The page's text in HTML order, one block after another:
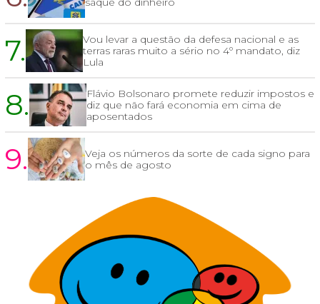
7.
Vou levar a questão da defesa nacional e as
terras raras muito a sério no 4º mandato, diz
Lula
8.
Flávio Bolsonaro promete reduzir impostos e
diz que não fará economia em cima de
aposentados
9.
Veja os números da sorte de cada signo para
o mês de agosto